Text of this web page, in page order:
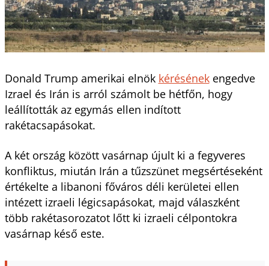
Donald Trump amerikai elnök kérésénekengedve
Izrael és Irán is arról számolt be hétfőn, hogy
leállították az egymás ellen indított
rakétacsapásokat.
A két ország között vasárnap újult ki a fegyveres
konfliktus, miután Irán a tűzszünet megsértéseként
értékelte a libanoni főváros déli kerületei ellen
intézett izraeli légicsapásokat, majd válaszként
több rakétasorozatot lőtt ki izraeli célpontokra
vasárnap késő este.